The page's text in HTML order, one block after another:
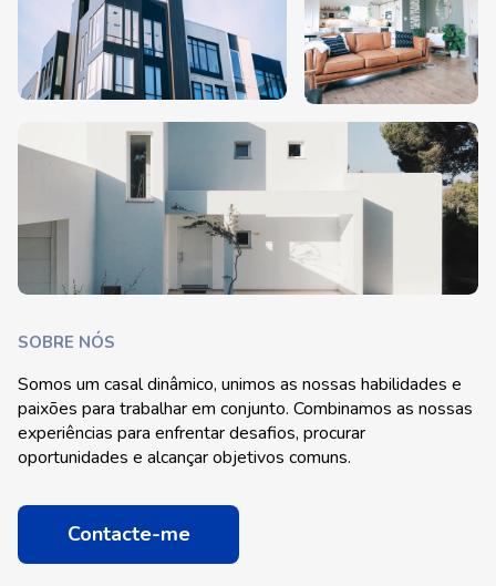
SOBRE NÓS
Somos um casal dinâmico, unimos as nossas habilidades e
paixões para trabalhar em conjunto. Combinamos as nossas
experiências para enfrentar desafios, procurar
oportunidades e alcançar objetivos comuns.
Contacte-me